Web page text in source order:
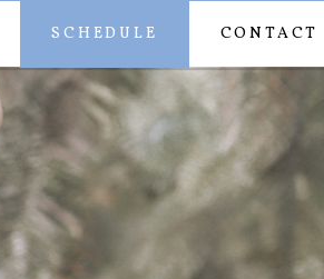
SCHEDULE CONTACT